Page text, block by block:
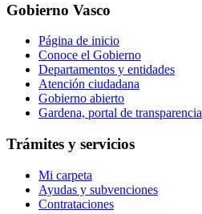
Gobierno Vasco
Página de inicio
Conoce el Gobierno
Departamentos y entidades
Atención ciudadana
Gobierno abierto
Gardena, portal de transparencia
Trámites y servicios
Mi carpeta
Ayudas y subvenciones
Contrataciones